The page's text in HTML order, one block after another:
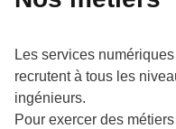
Les services
recrutent à tous les
ingénieurs.
Pour exercer des